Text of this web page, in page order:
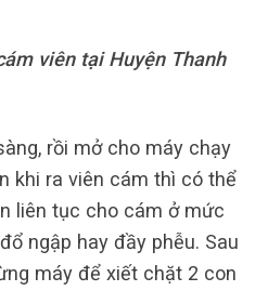
viên tại Huyện Thanh
rồi mở cho máy chạy
khi ra viên cám thì có thể
liên tục cho cám ở mức
ngập hay đầy phễu. Sau
máy để xiết chặt 2 con